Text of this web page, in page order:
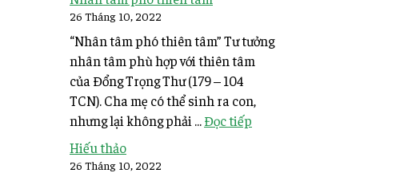
26 Tháng 10, 2022
“Nhân tâm phó thiên tâm” Tư tưởng
nhân tâm phù hợp với thiên tâm
của Đổng Trọng Thư (179 – 104
TCN). Cha mẹ có thể sinh ra con,
nhưng lại không phải ...Đọc tiếp
Hiếu thảo
26 Tháng 10, 2022